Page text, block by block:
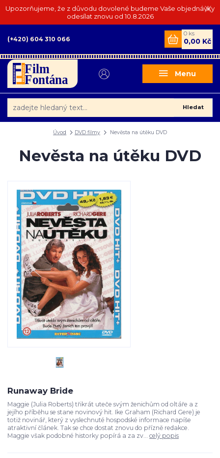
Upozorňujeme, že z důvodu dovolené budeme Vaše objednávky
odesílat znovu od 10.8.2026
Menu
Hledat
(+420) 604 310 066
0 ks
0,00 Kč
Úvod DVD filmy Nevěsta na útěku DVD
Nevěsta na útěku DVD
Runaway Bride
Maggie (Julia Roberts) třikrát uteče svým ženichům od oltáře a z
jejího příběhu se stane novinový hit. Ike Graham (Richard Gere) je
totiž novinář, který z vyslechnuté hospodské informace napíše
atraktivní článek. Tak se chce dostat znovu do přízně redakce.
Maggie však podobné historky popírá a za zv... celý popis